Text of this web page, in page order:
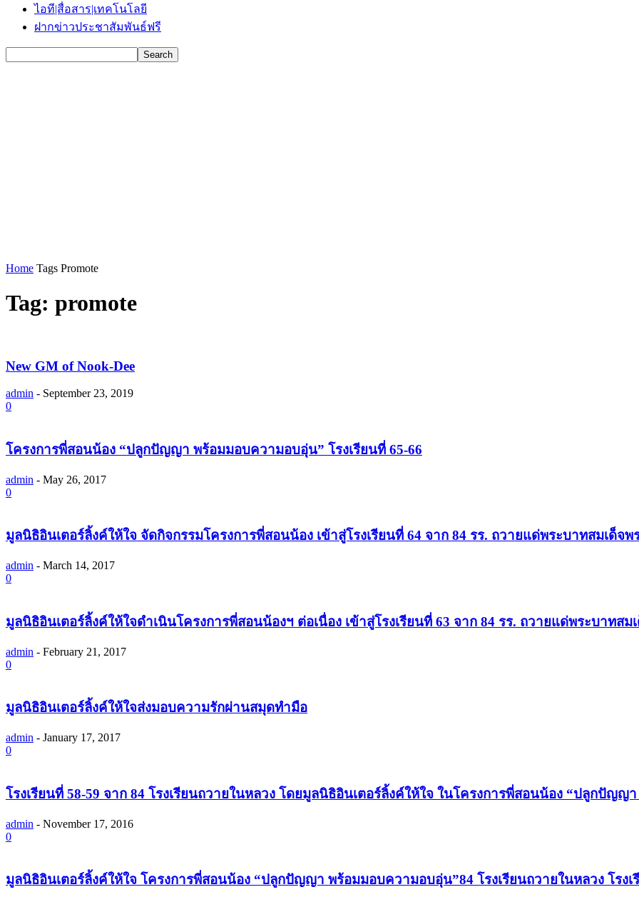
ไอที|สื่อสาร|เทคโนโลยี
ฝากข่าวประชาสัมพันธ์ฟรี
Home Tags Promote
Tag: promote
New GM of Nook-Dee
admin - September 23, 2019
0
โครงการพี่สอนน้อง “ปลูกปัญญา พร้อมมอบความอบอุ่น” โรงเรียนที่ 65-66
admin - May 26, 2017
0
มูลนิธิอินเตอร์ลิ้งค์ให้ใจ จัดกิจกรรมโครงการพี่สอนน้อง เข้าสู่โรงเรียนที่ 64 จาก 84 รร. ถวายแด่พระบาทสมเด็จ
admin - March 14, 2017
0
มูลนิธิอินเตอร์ลิ้งค์ให้ใจดำเนินโครงการพี่สอนน้องฯ ต่อเนื่อง เข้าสู่โรงเรียนที่ 63 จาก 84 รร. ถวายแด่พระบาทส
admin - February 21, 2017
0
มูลนิธิอินเตอร์ลิ้งค์ให้ใจส่งมอบความรักผ่านสมุดทำมือ
admin - January 17, 2017
0
โรงเรียนที่ 58-59 จาก 84 โรงเรียนถวายในหลวง โดยมูลนิธิอินเตอร์ลิ้งค์ให้ใจ ในโครงการพี่สอนน้อง “ปลูกปัญ
admin - November 17, 2016
0
มูลนิธิอินเตอร์ลิ้งค์ให้ใจ โครงการพี่สอนน้อง “ปลูกปัญญา พร้อมมอบความอบอุ่น”84 โรงเรียนถวายในหลวง โรงเ